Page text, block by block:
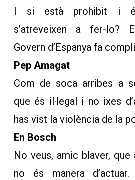
I si està prohibit i
s’atreveixen a fer-lo?
Govern d’Espanya fa
Pep Amagat
Com de soca arribes a
que és il·legal i no ixes
has vist la violència de la
En Bosch
No veus, amic blaver,
no és manera